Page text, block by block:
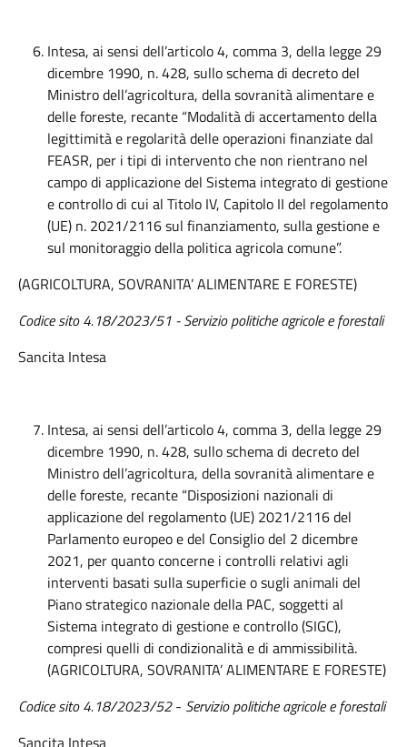
Intesa, ai sensi dell’articolo 4, comma 3, della legge 29
dicembre 1990, n. 428, sullo schema di decreto del
Ministro dell’agricoltura, della sovranità alimentare e
delle foreste, recante “Modalità di accertamento della
legittimità e regolarità delle operazioni finanziate dal
FEASR, per i tipi di intervento che non rientrano nel
campo di applicazione del Sistema integrato di gestione
e controllo di cui al Titolo IV, Capitolo II del regolamento
(UE) n. 2021/2116 sul finanziamento, sulla gestione e
sul monitoraggio della politica agricola comune”.
(AGRICOLTURA, SOVRANITA’ ALIMENTARE E FORESTE)
Codice sito 4.18/2023/51 - Servizio politiche agricole e forestali
Sancita Intesa
Intesa, ai sensi dell’articolo 4, comma 3, della legge 29
dicembre 1990, n. 428, sullo schema di decreto del
Ministro dell’agricoltura, della sovranità alimentare e
delle foreste, recante “Disposizioni nazionali di
applicazione del regolamento (UE) 2021/2116 del
Parlamento europeo e del Consiglio del 2 dicembre
2021, per quanto concerne i controlli relativi agli
interventi basati sulla superficie o sugli animali del
Piano strategico nazionale della PAC, soggetti al
Sistema integrato di gestione e controllo (SIGC),
compresi quelli di condizionalità e di ammissibilità.
(AGRICOLTURA, SOVRANITA’ ALIMENTARE E FORESTE)
Codice sito 4.18/2023/52- Servizio politiche agricole e forestali
Sancita Intesa